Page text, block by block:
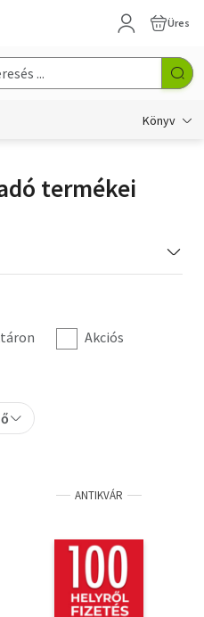
Üres
Könyv
termékei
Akciós
ANTIKVÁR